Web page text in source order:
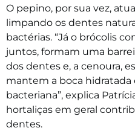
O pepino, por sua vez,
limpando os dentes
bactérias. “Já o brócolis
juntos, formam uma
dos dentes e, a cenoura,
mantem a boca hidratada
bacteriana”, explica
hortaliças em geral
dentes.